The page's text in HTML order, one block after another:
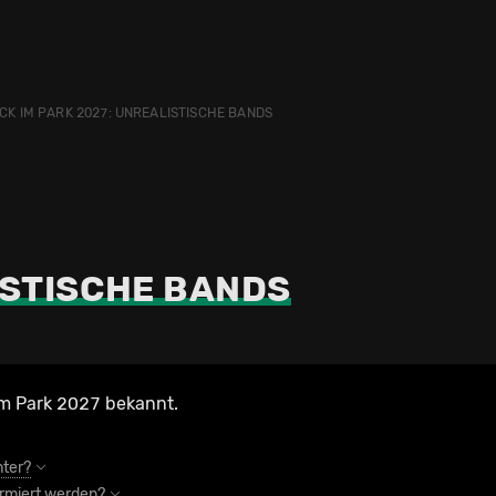
IM PARK 2027: UNREALISTISCHE BANDS
BANDS
Park 2027 bekannt.